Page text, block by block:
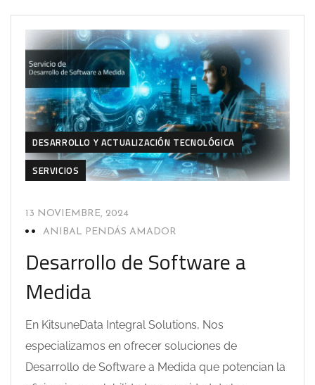
DESARROLLO Y ACTUALIZACIÓN TECNOLÓGICA
SERVICIOS
13 NOVIEMBRE, 2024
ANIBAL PENDÁS AMADOR
Desarrollo de Software a
Medida
En KitsuneData Integral Solutions, Nos
especializamos en ofrecer soluciones de
Desarrollo de Software a Medida que potencian la